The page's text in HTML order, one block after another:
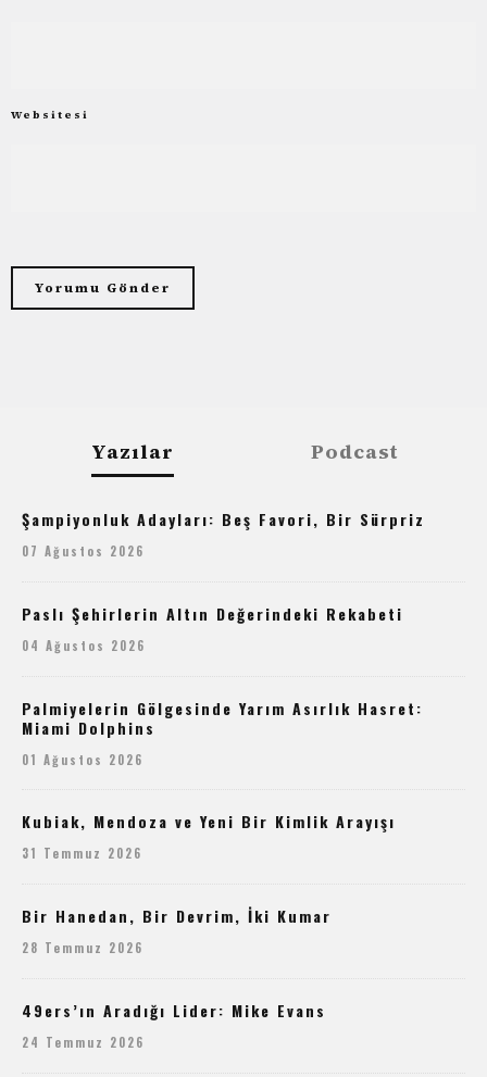
Websitesi
Yazılar Podcast
Şampiyonluk Adayları: Beş Favori, Bir Sürpriz
07 Ağustos 2026
Paslı Şehirlerin Altın Değerindeki Rekabeti
04 Ağustos 2026
Palmiyelerin Gölgesinde Yarım Asırlık Hasret:
Miami Dolphins
01 Ağustos 2026
Kubiak, Mendoza ve Yeni Bir Kimlik Arayışı
31 Temmuz 2026
Bir Hanedan, Bir Devrim, İki Kumar
28 Temmuz 2026
49ers’ın Aradığı Lider: Mike Evans
24 Temmuz 2026